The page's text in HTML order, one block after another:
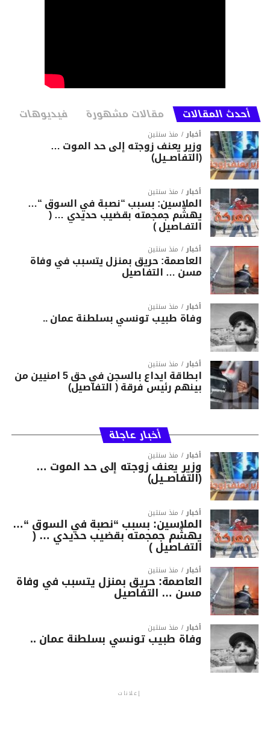
أحدث المقالات مقالات مشهورة فيديوهات
أخبار منذ سنتين
وزير يعنف زوجته إلى حد الموت …
(التفاصــيل)
أخبار منذ سنتين
الملاسين: بسبب “نصبة في السوق “…
يهشّم جمجمته بقضيب حديدي … (
التفـاصيل )
أخبار منذ سنتين
العاصمة: حريق بمنزل يتسبب في وفاة
مسن … التفاصيل
أخبار منذ سنتين
وفاة طبيب تونسي بسلطنة عمان ..
أخبار منذ سنتين
ابطاقة ايداع بالسجن في حق 5 امنيين من
بينهم رئيس فرقة ( التفاصيل)
أخبار عاجلة
أخبار منذ سنتين
وزير يعنف زوجته إلى حد الموت …
(التفاصــيل)
أخبار منذ سنتين
الملاسين: بسبب “نصبة في السوق “…
يهشّم جمجمته بقضيب حديدي … (
التفـاصيل )
أخبار منذ سنتين
العاصمة: حريق بمنزل يتسبب في وفاة
مسن … التفاصيل
أخبار منذ سنتين
وفاة طبيب تونسي بسلطنة عمان ..
إعلانات